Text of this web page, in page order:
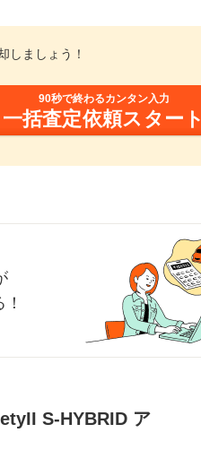
しましょう！
90秒で終わるカンタン入力
一括査定依頼スタート
S-HYBRID ア